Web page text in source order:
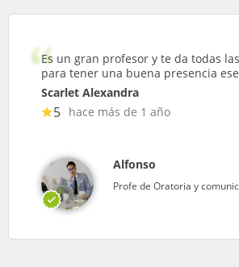
Es un gran profesor y te da todas
para tener una buena presencia
Scarlet Alexandra
5 hace más de 1 año
Alfonso
Profe de Oratoria y